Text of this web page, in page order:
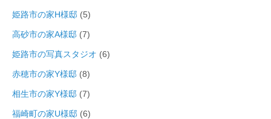
姫路市の家H様邸 (5)
高砂市の家A様邸 (7)
姫路市の写真スタジオ (6)
赤穂市の家Y様邸 (8)
相生市の家Y様邸 (7)
福崎町の家U様邸 (6)